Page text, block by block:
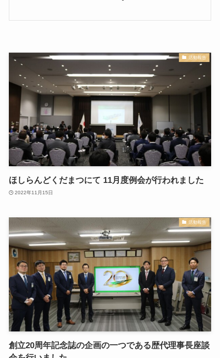
活動報告
ほしらんどくだまつにて 11月度例会が行われました
2022年11月15日
活動報告
創立20周年記念誌の企画の一つである歴代理事長座談